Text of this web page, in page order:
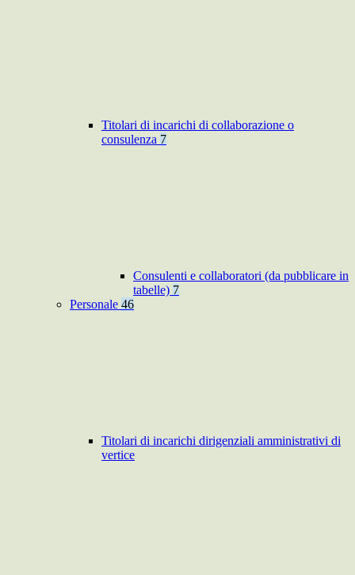
Titolari di incarichi di collaborazione o
consulenza 7
Consulenti e collaboratori (da pubblicare in
tabelle) 7
Personale 46
Titolari di incarichi dirigenziali amministrativi di
vertice